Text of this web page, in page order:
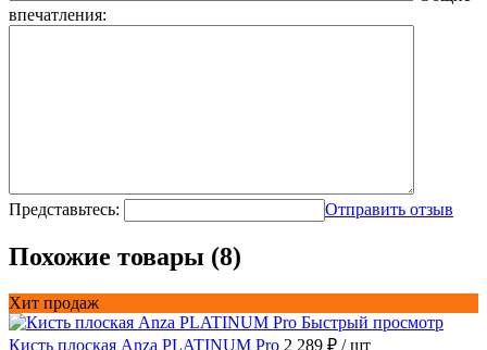
впечатления:
Представьтесь: Отправить отзыв
Похожие товары (8)
Хит продаж
Быстрый просмотр
Кисть плоская Anza PLATINUM Pro 2 289 ₽ / шт